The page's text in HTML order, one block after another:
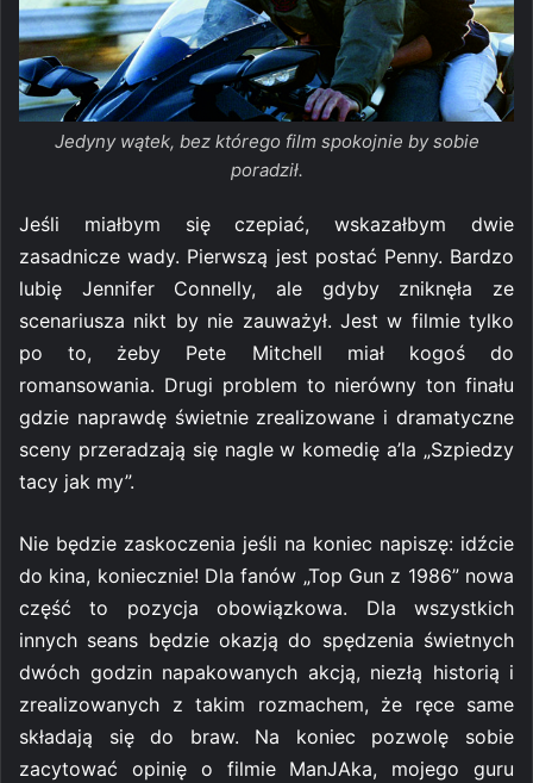
Jedyny wątek, bez którego film spokojnie by sobie
poradził.
Jeśli miałbym się czepiać, wskazałbym dwie
zasadnicze wady. Pierwszą jest postać Penny. Bardzo
lubię Jennifer Connelly, ale gdyby zniknęła ze
scenariusza nikt by nie zauważył. Jest w filmie tylko
po to, żeby Pete Mitchell miał kogoś do
romansowania. Drugi problem to nierówny ton finału
gdzie naprawdę świetnie zrealizowane i dramatyczne
sceny przeradzają się nagle w komedię a’la „Szpiedzy
tacy jak my”.
Nie będzie zaskoczenia jeśli na koniec napiszę: idźcie
do kina, koniecznie! Dla fanów „Top Gun z 1986” nowa
część to pozycja obowiązkowa. Dla wszystkich
innych seans będzie okazją do spędzenia świetnych
dwóch godzin napakowanych akcją, niezłą historią i
zrealizowanych z takim rozmachem, że ręce same
składają się do braw. Na koniec pozwolę sobie
zacytować opinię o filmie ManJAka, mojego guru